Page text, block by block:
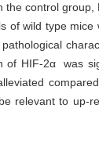
the control
of wild type
of HIF-2α was
relevant to up-